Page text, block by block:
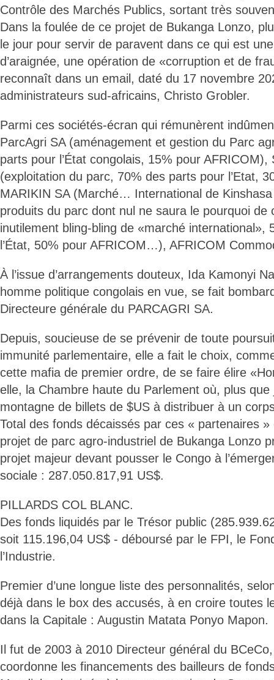
Contrôle des Marchés Publics, sortant très
Dans la foulée de ce projet de Bukanga Lonzo,
le jour pour servir de paravent dans ce qui est
d’araignée, une opération de «corruption et de
reconnaît dans un email, daté du 17 novembre
administrateurs sud-africains, Christo Grobler.
Parmi ces sociétés-écran qui rémunèrent
ParcAgri SA (aménagement et gestion du Parc
parts pour l’État congolais, 15% pour AFRICOM),
(exploitation du parc, 70% des parts pour l’Etat,
MARIKIN SA (Marché… International de Kinshasa
produits du parc dont nul ne saura le pourquoi de
inutilement bling-bling de «marché international»,
l’État, 50% pour AFRICOM…), AFRICOM
À l’issue d’arrangements douteux, Ida Kamonyi
homme politique congolais en vue, se fait
Directeure générale du PARCAGRI SA.
Depuis, soucieuse de se prévenir de toute
immunité parlementaire, elle a fait le choix,
cette mafia de premier ordre, de se faire élire
elle, la Chambre haute du Parlement où, plus
montagne de billets de $US à distribuer à un
Total des fonds décaissés par ces « partenaires »
projet de parc agro-industriel de Bukanga Lonzo
projet majeur devant pousser le Congo à
sociale : 287.050.817,91 US$.
PILLARDS COL BLANC.
Des fonds liquidés par le Trésor public
soit 115.196,04 US$ - déboursé par le FPI, le
l’Industrie.
Premier d’une longue liste des personnalités,
déjà dans le box des accusés, à en croire toutes
dans la Capitale : Augustin Matata Ponyo Mapon.
Il fut de 2003 à 2010 Directeur général du
coordonne les financements des bailleurs de